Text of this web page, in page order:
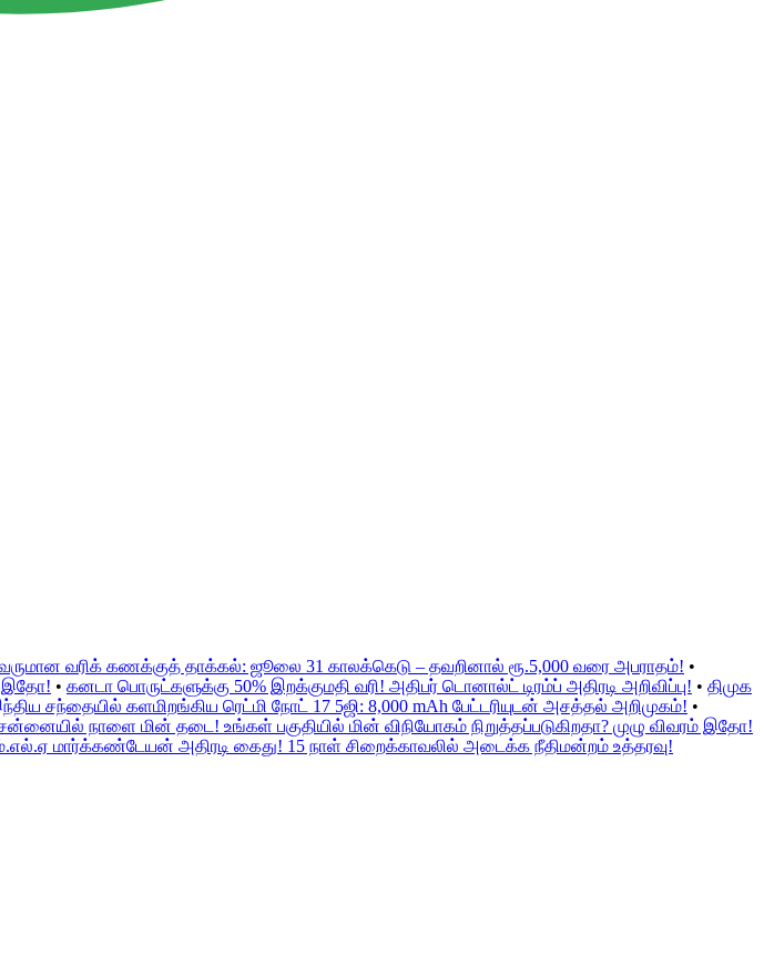
வரிக் கணக்குத் தாக்கல்: ஜூலை 31 காலக்கெடு – தவறினால் ரூ.5,000 வரை அபராதம்! •
இதோ! • கனடா பொருட்களுக்கு 50% இறக்குமதி வரி! அதிபர் டொனால்ட் டிரம்ப் அதிரடி அறிவிப்பு! • திமுக
சந்தையில் களமிறங்கிய ரெட்மி நோட் 17 5ஜி: 8,000 mAh பேட்டரியுடன் அசத்தல் அறிமுகம்! •
நாளை மின் தடை! உங்கள் பகுதியில் மின் விநியோகம் நிறுத்தப்படுகிறதா? முழு விவரம் இதோ!
மார்க்கண்டேயன் அதிரடி கைது! 15 நாள் சிறைக்காவலில் அடைக்க நீதிமன்றம் உத்தரவு!